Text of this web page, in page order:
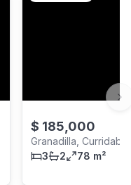
$ 185,000
Granadilla, Curridabat
3
2 78 m²